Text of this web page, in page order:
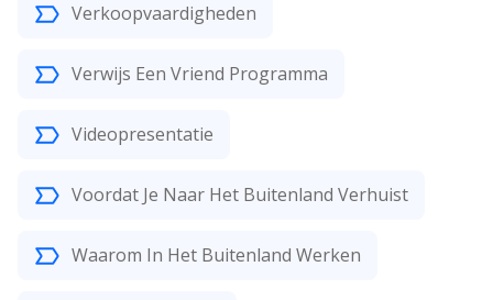
Verkoopvaardigheden
Verwijs Een Vriend Programma
Videopresentatie
Voordat Je Naar Het Buitenland Verhuist
Waarom In Het Buitenland Werken